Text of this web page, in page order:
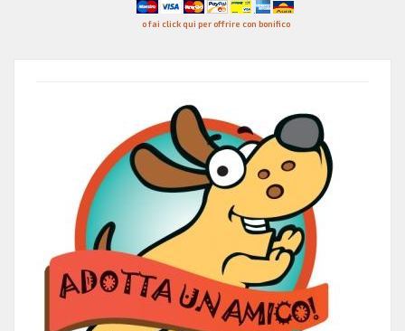
o fai click qui per offrire con bonifico